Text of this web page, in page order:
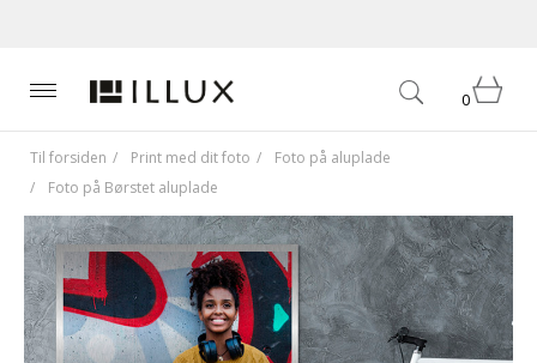
0
Til forsiden Print med dit foto
Foto på aluplade
Foto på Børstet aluplade